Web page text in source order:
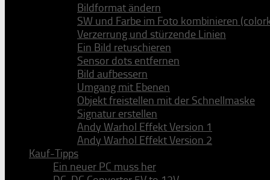
Bildformat ändern
SW und Farbe im Foto kombinieren
Verzerrung und stürzende Linien
Ein Bild retuschieren
Sensor dots entfernen
Bild aufbessern
Umgang mit Ebenen
Objekt freistellen mit der Schnellmaske
Signatur erstellen
Andy Warhol Effekt Version 1
Andy Warhol Effekt Version 2
Kauf-Tipps
Ein neuer PC muss her